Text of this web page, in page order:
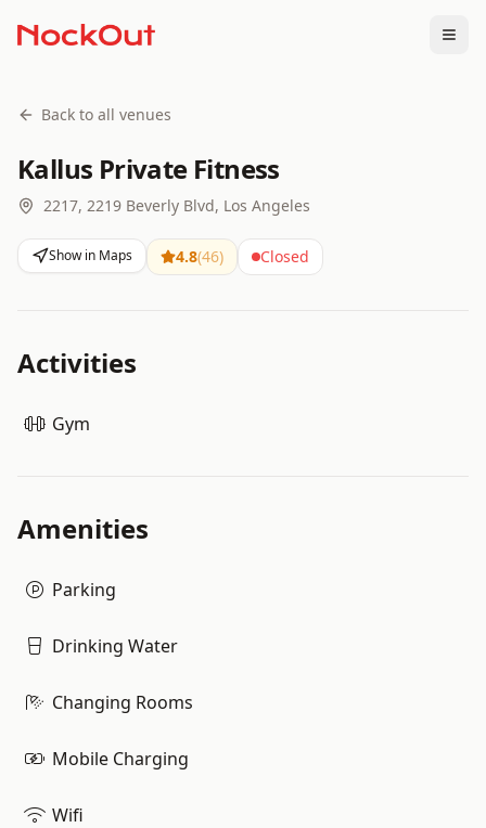
Back to all venues
Kallus Private Fitness
2217, 2219 Beverly Blvd, Los Angeles
Show in Maps 4.8(46) Closed
Activities
Gym
Amenities
Parking
Drinking Water
Changing Rooms
Mobile Charging
Wifi